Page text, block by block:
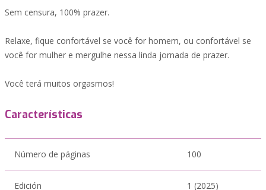
Sem censura, 100% prazer.
Relaxe, fique confortável se você for homem, ou confortável se
você for mulher e mergulhe nessa linda jornada de prazer.
Você terá muitos orgasmos!
Características
Número de páginas 100
Edición 1 (2025)